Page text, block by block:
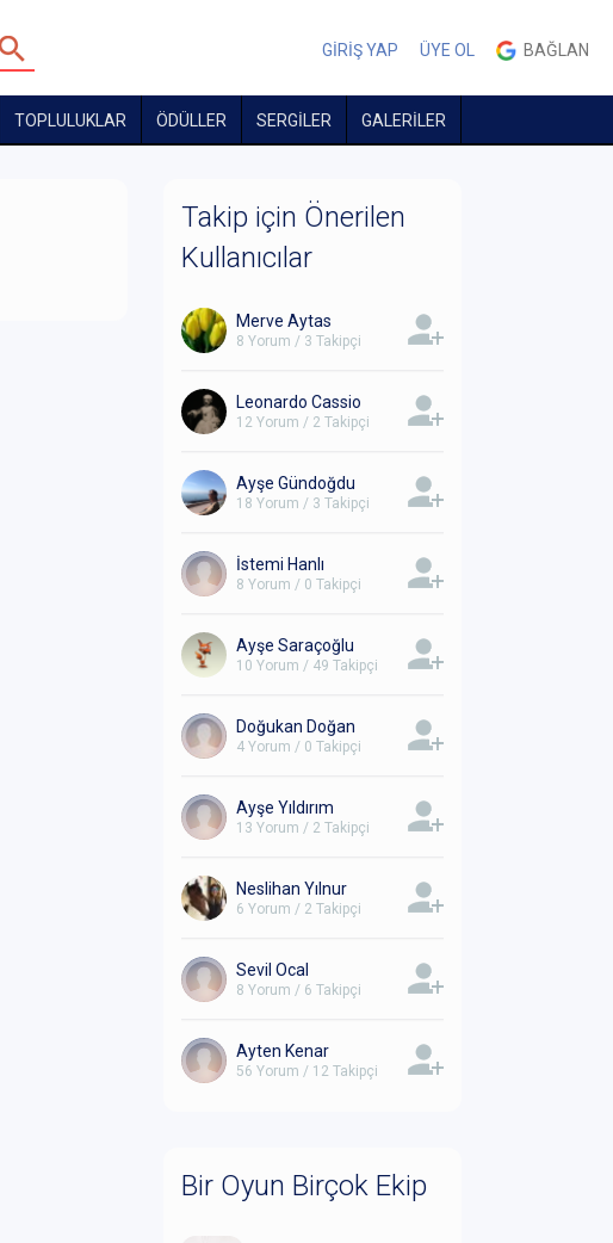
GİRİŞ YAP ÜYE OL BAĞLAN
TOPLULUKLAR ÖDÜLLER SERGİLER GALERİLER
Takip için Önerilen
Kullanıcılar
Merve Aytas
8 Yorum / 3 Takipçi
Leonardo Cassio
12 Yorum / 2 Takipçi
Ayşe Gündoğdu
18 Yorum / 3 Takipçi
İstemi Hanlı
8 Yorum / 0 Takipçi
Ayşe Saraçoğlu
10 Yorum / 49 Takipçi
Doğukan Doğan
4 Yorum / 0 Takipçi
Ayşe Yıldırım
13 Yorum / 2 Takipçi
Neslihan Yılnur
6 Yorum / 2 Takipçi
Sevil Ocal
8 Yorum / 6 Takipçi
Ayten Kenar
56 Yorum / 12 Takipçi
Bir Oyun Birçok Ekip